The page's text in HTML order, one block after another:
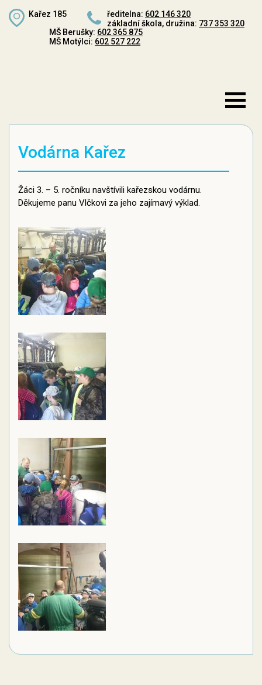
Kařez 185 ředitelna: 602 146 320
základní škola, družina: 737 353 320
MŠ Berušky: 602 365 875
MŠ Motýlci: 602 527 222
Vodárna Kařez
Žáci 3. – 5. ročníku navštívili kařezskou vodárnu.
Děkujeme panu Vlčkovi za jeho zajímavý výklad.